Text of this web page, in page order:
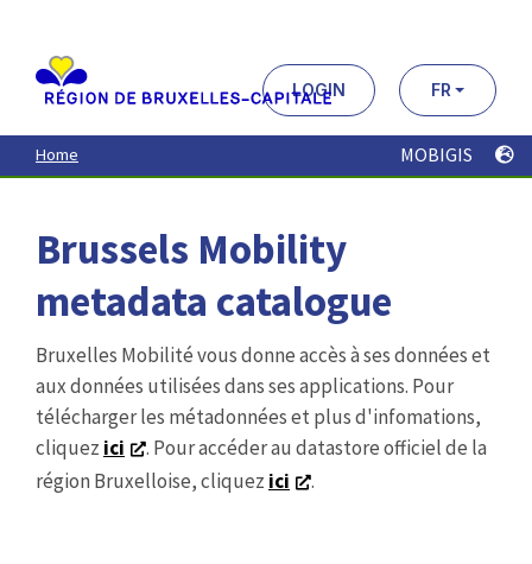
contenu
principal
LOGIN FR
Home MOBIGIS
Brussels Mobility
metadata catalogue
Bruxelles Mobilité vous donne accès à ses données et
aux données utilisées dans ses applications. Pour
télécharger les métadonnées et plus d'infomations,
cliquez ici
. Pour accéder au datastore officiel de la
région Bruxelloise, cliquez ici .